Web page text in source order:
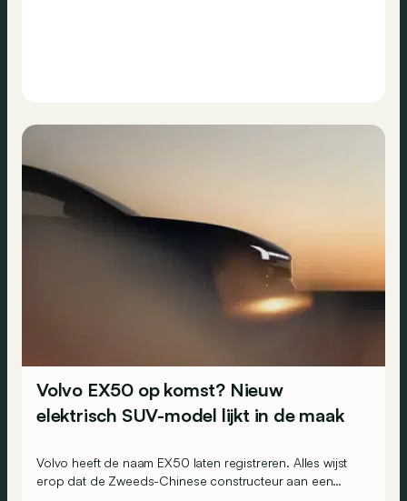
Volvo EX50 op komst? Nieuw
elektrisch SUV-model lijkt in de maak
Volvo heeft de naam EX50 laten registreren. Alles wijst
erop dat de Zweeds-Chinese constructeur aan een